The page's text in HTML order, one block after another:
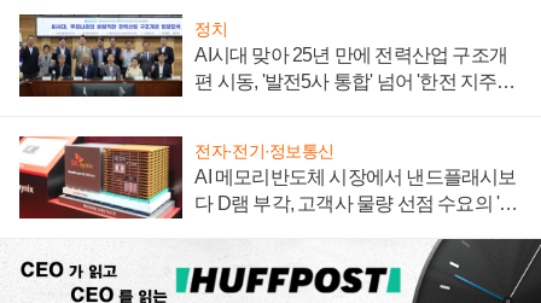
정치
AI시대 맞아 25년 만에 전력산업 구조개
편 시동, '발전5사 통합' 넘어 '한전 지주사'
전자·전기·정보통신
AI 메모리반도체 시장에서 낸드플래시보
다 D램 부각, 고객사 물량 선점 수요의 '우